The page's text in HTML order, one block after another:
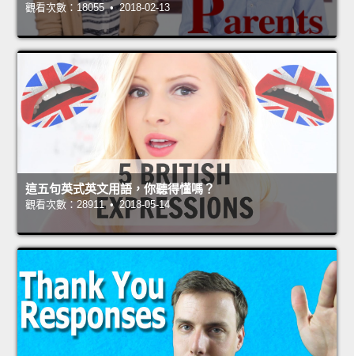
觀看次數：18055 • 2018-02-13
這五句英式英文用語，你聽得懂嗎？
觀看次數：28911 • 2018-05-14